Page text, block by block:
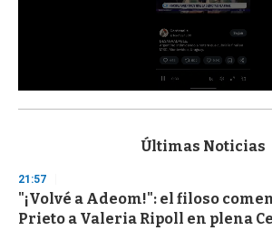
s
d
s
o
f
Últimas Noticias
21:57
"¡Volvé a Adeom!": el filoso
Prieto a Valeria Ripoll en plena